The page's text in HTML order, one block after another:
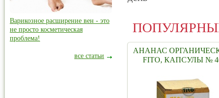
АНАНАС
FITO, КАПСУЛЫ №
Варикозное расширение вен - это
не просто косметическая
проблема!
все статьи